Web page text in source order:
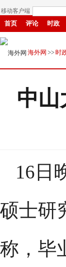
移动客户端
首页 评论 时政
招商
海外网 >> 时
中山
16日
硕士研
称，毕